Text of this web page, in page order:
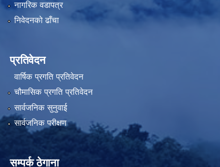
नागरिक वडापत्र
निवेदनको ढाँचा
प्रतिवेदन
वार्षिक प्रगति प्रतिवेदन
चौमासिक प्रगति प्रतिवेदन
सार्वजनिक सुनुवाई
सार्वजनिक परीक्षण
सम्पर्क ठेगाना